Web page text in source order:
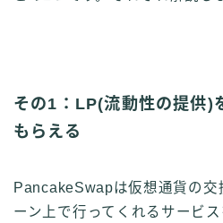
その1：LP(流動性の提供)
もらえる
PancakeSwapは仮想通貨の交
ーン上で行ってくれるサービ